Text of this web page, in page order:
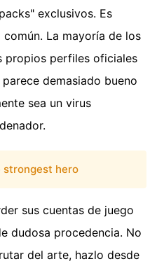
exclusivos. Es
La mayoría de los
propios perfiles oficiales
demasiado bueno
sea un virus
strongest hero
sus cuentas de juego
dudosa procedencia. No
del arte, hazlo desde